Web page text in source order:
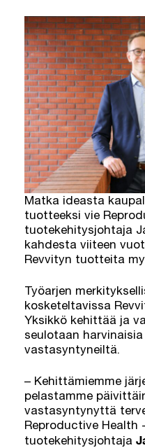
Matka ideasta
tuotteeksi vie
tuotekehitysjohtaja
kahdesta viiteen
Revvityn tuotteita
Työarjen
kosketeltavissa
Yksikkö kehittää ja
seulotaan
vastasyntyneiltä.
– Kehittämiemme
pelastamme
vastasyntynyttä
Reproductive Health
tuotekehitysjohtaja